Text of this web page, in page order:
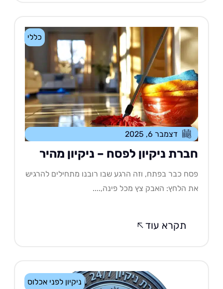
כללי
דצמבר 6, 2025
ניקיון לפסח – ניקיון מהיר
כבר בפתח, וזה הרגע שבו רובנו מתחילים להרגיש
הלחץ: האבק צץ מכל פינה,....
תקרא עוד
ניקיון לפני אכלוס